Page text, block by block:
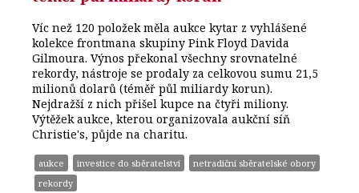
Víc než 120 položek měla aukce kytar z vyhlášené
kolekce frontmana skupiny Pink Floyd Davida
Gilmoura. Výnos překonal všechny srovnatelné
rekordy, nástroje se prodaly za celkovou sumu 21,5
milionů dolarů (téměř půl miliardy korun).
Nejdražší z nich přišel kupce na čtyři miliony.
Výtěžek aukce, kterou organizovala aukční síň
Christie's, půjde na charitu.
aukce investice do sběratelství
netradiční sběratelské obory
rekordy